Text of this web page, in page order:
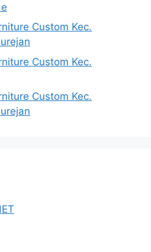
Custom Kec.
Custom Kec.
Custom Kec.